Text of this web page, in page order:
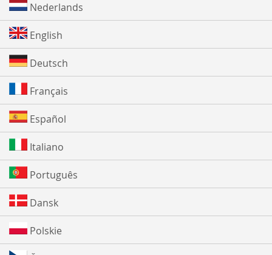
Nederlands
English
Deutsch
Français
Español
Italiano
Português
Dansk
Polskie